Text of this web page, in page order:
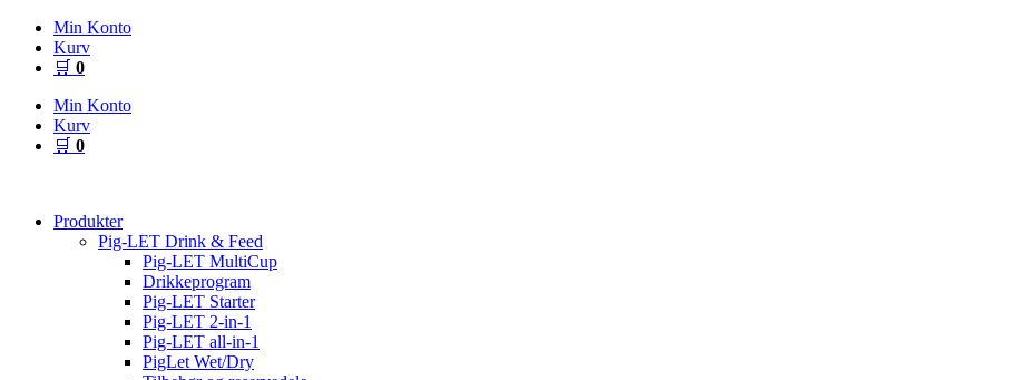
Videre
indhold
Min Konto
Kurv
🛒 0
Min Konto
Kurv
🛒 0
Produkter
Pig-LET Drink & Feed
Pig-LET MultiCup
Drikkeprogram
Pig-LET Starter
Pig-LET 2-in-1
Pig-LET all-in-1
PigLet Wet/Dry